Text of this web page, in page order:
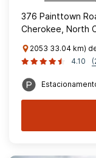
376 Painttown
Cherokee, North
2053 33.04 km)
4.10